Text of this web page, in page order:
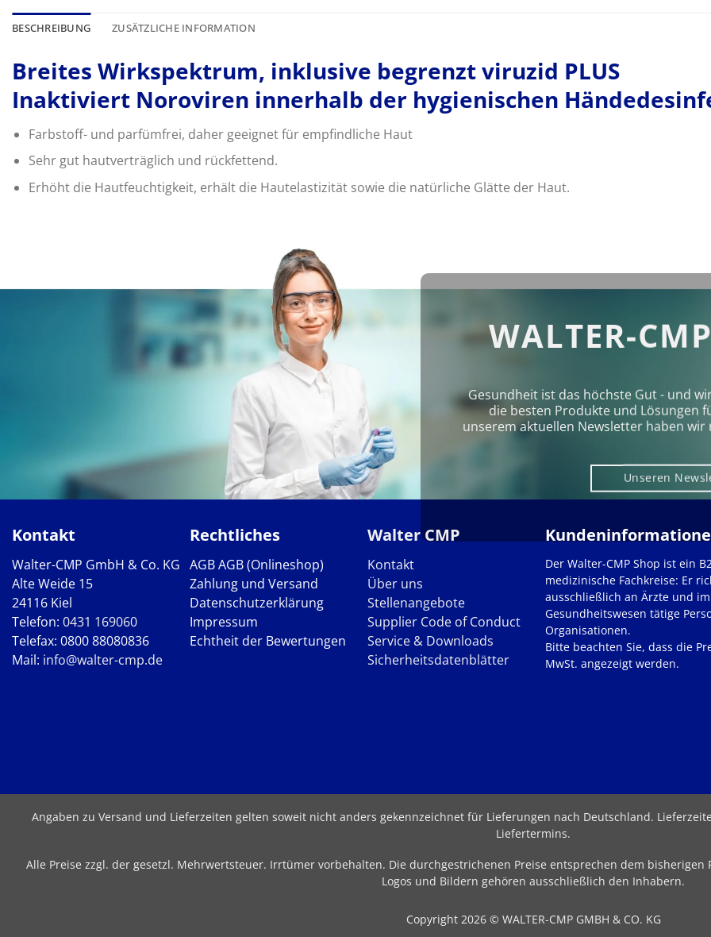
BESCHREIBUNG ZUSÄTZLICHE INFORMATION
Breites Wirkspektrum, inklusive begrenzt viruzid PLUS
Inaktiviert Noroviren innerhalb der hygienischen
Farbstoff- und parfümfrei, daher geeignet für empfindliche Haut
Sehr gut hautverträglich und rückfettend.
Erhöht die Hautfeuchtigkeit, erhält die Hautelastizität sowie die natürliche Glätte der Haut.
WALTER-
Gesundheit ist das höchste Gut - und
die besten Produkte und Lösungen
unserem aktuellen Newsletter haben
Unseren
Kontakt
Walter-CMP GmbH & Co. KG
Alte Weide 15
24116 Kiel
Telefon: 0431 169060
Telefax: 0800 88080836
Mail: info@walter-cmp.de
Rechtliches
AGBAGB (Onlineshop)
Zahlung und Versand
Datenschutzerklärung
Impressum
Echtheit der Bewertungen
Walter CMP
Kontakt
Über uns
Stellenangebote
Supplier Code of Conduct
Service & Downloads
Sicherheitsdatenblätter
Der Walter-CMP Shop ist ein
medizinische Fachkreise: Er
ausschließlich an Ärzte und im
Gesundheitswesen tätige
Organisationen.
Bitte beachten Sie, dass die
MwSt. angezeigt werden.
Angaben zu Versand und Lieferzeiten gelten soweit nicht anders gekennzeichnet für Lieferungen nach Deutschland.
Liefertermins.
Alle Preise zzgl. der gesetzl. Mehrwertsteuer. Irrtümer vorbehalten. Die durchgestrichenen Preise entsprechen dem bisherigen
Logos und Bildern gehören ausschließlich den Inhabern.
Copyright 2026 © WALTER-CMP GMBH & CO. KG